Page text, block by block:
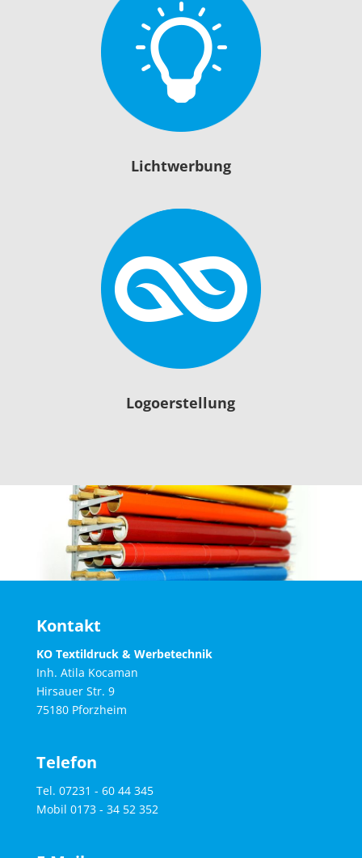
Lichtwerbung
Logoerstellung
Kontakt
KO Textildruck & Werbetechnik
Inh. Atila Kocaman
Hirsauer Str. 9
75180 Pforzheim
Telefon
Tel. 07231 - 60 44 345
Mobil 0173 - 34 52 352